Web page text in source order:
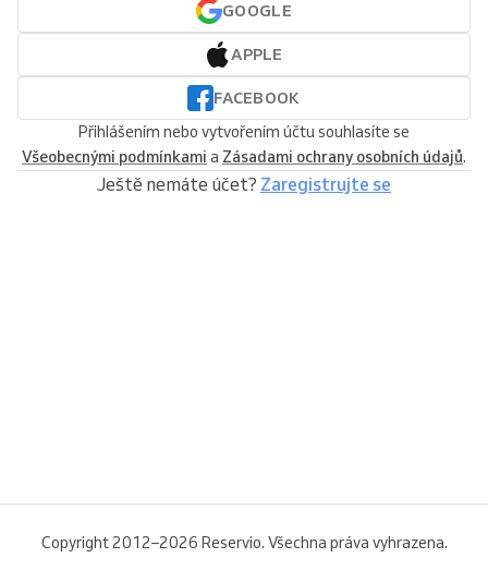
GOOGLE
APPLE
FACEBOOK
Přihlášením nebo vytvořením účtu souhlasíte se
Všeobecnými podmínkami a Zásadami ochrany osobních údajů.
Ještě nemáte účet? Zaregistrujte se
Copyright 2012–2026 Reservio. Všechna práva vyhrazena.